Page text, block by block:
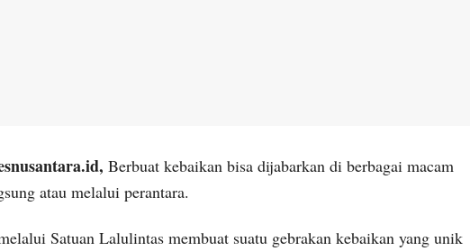
Berbuat kebaikan bisa dijabarkan di berbagai macam
atau melalui perantara.
Satuan Lalulintas membuat suatu gebrakan kebaikan yang unik